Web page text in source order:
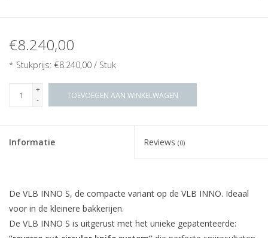
€8.240,00
* Stukprijs: €8.240,00 / Stuk
+
-
TOEVOEGEN AAN WINKELWAGEN
Informatie Reviews (0)
De VLB INNO S, de compacte variant op de VLB INNO. Ideaal
voor in de kleinere bakkerijen.
De VLB INNO S is uitgerust met het unieke gepatenteerde: